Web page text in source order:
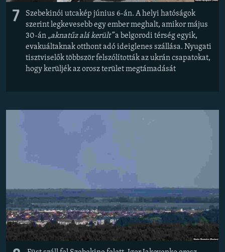
7
Szebekinói utcakép június 6-án. A helyi hatóságok
szerint legkevesebb egy ember meghalt, amikor május
30-án „aknatűz alá került”a belgorodi térség egyik,
evakuáltaknak otthont adó ideiglenes szállása. Nyugati
tisztviselők többször felszólították az ukrán csapatokat,
hogy kerüljék az orosz terület megtámadását